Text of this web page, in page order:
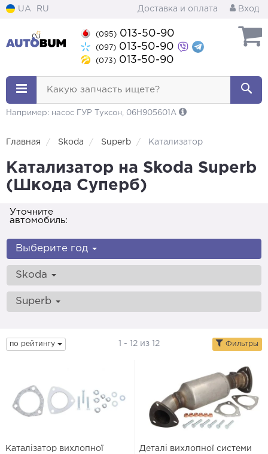
UA RU Доставка и оплата Вход
(095) 013-50-90
(097) 013-50-90
(073) 013-50-90
Какую запчасть ищете?
Например: насос ГУР Туксон, 06H905601A
Главная Skoda Superb Катализатор
Катализатор на Skoda Superb
(Шкода Суперб)
Уточните
автомобиль:
Выберите год
Skoda
Superb
по рейтингу 1 - 12 из 12 Фильтры
Каталізатор вихлопної
Деталі вихлопної системи